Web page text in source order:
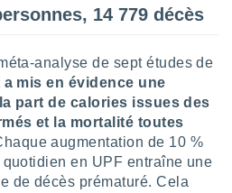
14 779 décès
analyse de sept études de
a mis en évidence une
part de calories issues des
et la mortalité toutes
augmentation de 10 %
en UPF entraîne une
de décès prématuré. Cela